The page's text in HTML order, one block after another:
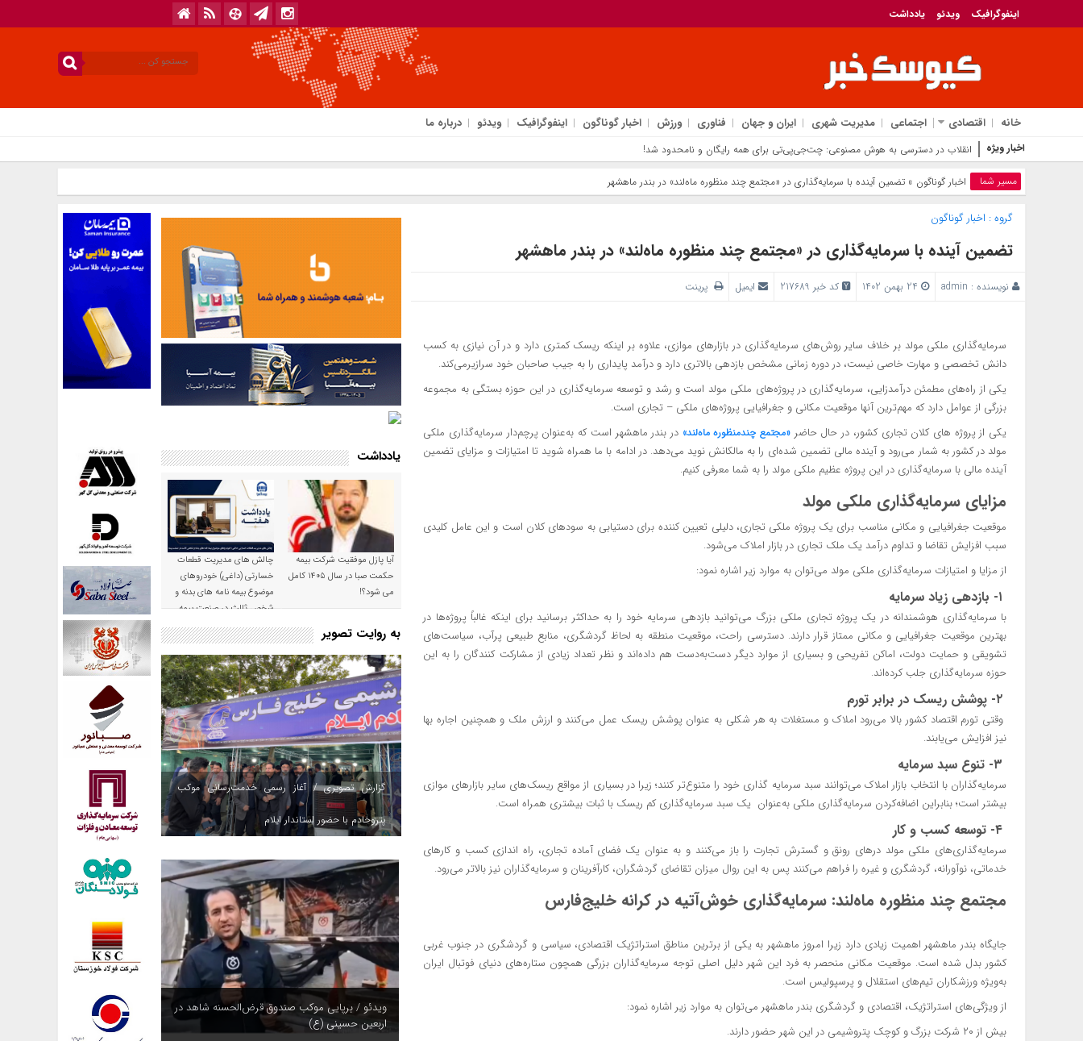
اینفوگرافیک ویدئو یادداشت
خانه اقتصادی اجتماعی مدیریت شهری ایران و جهان فناوری ورزش اخبار گوناگون اینفوگرافیک ویدئو درباره ما
اخبار ویژه خدمت به بازنشس
مسیر شما اخبار گوناگون » تضمین آینده با سرمایه‌گذاری در «مجتمع چند منظوره ماه‌لند» در بندر ماهشهر
گروه : اخبار گوناگون
تضمین آینده با سرمایه‌گذاری در «مجتمع چند منظوره ماه‌لند» در بندر ماهشهر
نویسنده : admin کد خبر 217689 ایمیل پرینت
سرمایه‌گذاری ملکی مولد بر خلاف سایر روش‌های سرمایه‌گذاری در بازارهای موازی، علاوه بر اینکه ریسک کمتری دارد و در آن نیازی به کسب
دانش تخصصی و مهارت خاصی نیست، در دوره زمانی مشخص بازدهی بالاتری دارد و درآمد پایداری را به جیب صاحبان خود سرازیرمی‌کند.
یکی از راه‌های مطمئن درآمدزایی، سرمایه‌گذاری در پروژه‌های ملکی مولد است و رشد و توسعه سرمایه‌گذاری در این حوزه بستگی به مجموعه
بزرگی از عوامل دارد که مهم‌ترین آنها موقعیت مکانی و جغرافیایی پروژه‌های ملکی – تجاری است.
یکی از پروژه های کلان تجاری کشور، در حال حاضر «مجتمع چندمنظوره ماه‌لند» در بندر ماهشهر است که به‌عنوان پرچم‌دار سرمایه‌گذاری ملکی
مولد در کشور به شمار می‌رود و آینده مالی تضمین شده‌ای را به مالکانش نوید می‌دهد. در ادامه با ما همراه شوید تا امتیازات و مزایای تضمین
آینده مالی با سرمایه‌گذاری در این پروژه عظیم ملکی مولد را به شما معرفی کنیم.
مزایای سرمایه‌گذاری ملکی مولد
موقعیت جغرافیایی و مکانی مناسب برای یک پروژه ملکی تجاری، دلیلی تعیین کننده برای دستیابی به سودهای کلان است و این عامل کلیدی
سبب افزایش تقاضا و تداوم درآمد یک ملک تجاری در بازار املاک می‌شود.
از مزایا و امتیازات سرمایه‌گذاری ملکی مولد می‌توان به موارد زیر اشاره نمود:
با سرمایه‌گذاری هوشمندانه در یک پروژه تجاری ملکی بزرگ می‌توانید بازدهی سرمایه خود را به حداکثر برسانید برای اینکه غالباً پروژه‌ها در
بهترین موقعیت جغرافیایی و مکانی ممتاز قرار دارند. دسترسی راحت، موقعیت منطقه به لحاظ گردشگری، منابع طبیعی پرآب، سیاست‌های
تشویقی و حمایت دولت، اماکن تفریحی و بسیاری از موارد دیگر دست‌به‌دست هم داده‌اند و نظر تعداد زیادی از مشارکت کنندگان را به این
حوزه سرمایه‎‌گذاری جلب کرده‌اند.
وقتی تورم اقتصاد کشور بالا می‌رود املاک و مستغلات به هر شکلی به عنوان پوشش ریسک عمل می‌کنند و ارزش ملک و همچنین اجاره بها
نیز افزایش می‌یابند.
سرمایه‌گذاران با انتخاب بازار املاک می‌توانند سبد سرمایه گذاری خود را متنوع‌تر کنند؛ زیرا در بسیاری از مواقع ریسک‌های سایر بازارهای موازی
بیشتر است؛ بنابراین اضافه‌کردن سرمایه‌گذاری ملکی به‌عنوان یک سبد سرمایه‌گذاری کم ریسک با ثبات بیشتری همراه است.
سرمایه‌گذاری‌های ملکی مولد درهای رونق و گسترش تجارت را باز می‌کنند و به عنوان یک فضای آماده تجاری، راه اندازی کسب و کارهای
خدماتی، نوآورانه، گردشگری و غیره را فراهم می‌کنند پس به این روال میزان تقاضای گردشگران، کارآفرینان و سرمایه‌گذاران نیز بالاتر می‌رود.
مجتمع چند منظوره ماه‌لند: سرمایه‌گذاری خوش‌آتیه در کرانه خلیج‌فارس
جایگاه بندر ماهشهر اهمیت زیادی دارد زیرا امروز ماهشهر به یکی از برترین مناطق استراتژیک اقتصادی، سیاسی و گردشگری در جنوب غربی
کشور بدل شده است. موقعیت مکانی منحصر به فرد این شهر دلیل اصلی توجه سرمایه‌گذاران بزرگی همچون ستاره‌های دنیای فوتبال ایران
به‌ویژه ورزشکاران تیم‌های استقلال و پرسپولیس است.
از ویژگی‌های استراتژیک، اقتصادی و گردشگری بندر ماهشهر می‌توان به موارد زیر اشاره نمود:
بیش از ۲۰ شرکت بزرگ و کوچک پتروشیمی در این شهر حضور دارند.
یادداشت
آیا پازل موفقیت شرکت بیمه
حکمت صبا در سال ۱۴۰۵ کامل
می شود؟!
چالش های مدیریت قطعات
خسارتی (داغی) خودروهای
موضوع بیمه نامه های بدنه و
شخص ثالث در صنعت بیمه
به روایت تصویر
گزارش تصویری / آغاز رسمی خدمت‌رسانی موکب
پتروخادم با حضور استاندار ایلام
ویدئو / برپایی موکب صندوق قرض‌الحسنه شاهد در
اربعین حسینی (ع)